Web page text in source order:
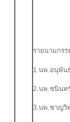
รายนามกร
1.นพ.
2.น
3.นพ.